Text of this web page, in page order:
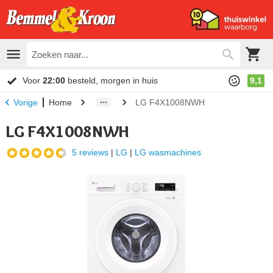
Voor 22:00 besteld, morgen in huis 9,1
Vorige Home LG F4X1008NWH
LG F4X1008NWH
5 reviews | LG | LG wasmachines